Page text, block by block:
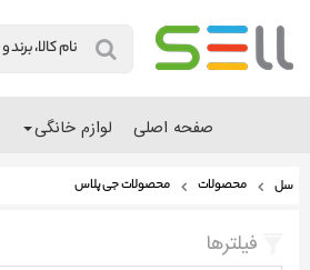
صفحه اصلی لوازم خانگی
سل محصولات محصولات جی پلاس
فیلترها